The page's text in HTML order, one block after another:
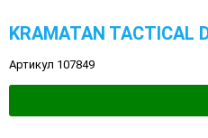
KRAMATAN
Артикул 107849